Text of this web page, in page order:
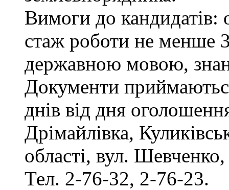
Вимоги до кандидатів:
стаж роботи не менше
державною мовою,
Документи
днів від дня
Дрімайлівка,
області, вул.
Тел. 2-76-32, 2-76-23.